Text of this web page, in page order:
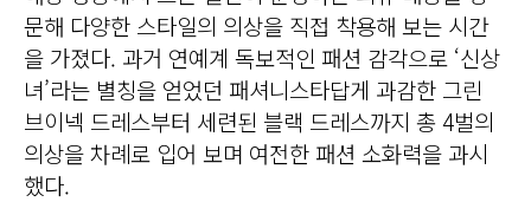
문해 다양한 스타일의 의상을 직접 착용해 보는 시간
을 가졌다. 과거 연예계 독보적인 패션 감각으로 ‘신상
녀’라는 별칭을 얻었던 패셔니스타답게 과감한 그린
브이넥 드레스부터 세련된 블랙 드레스까지 총 4벌의
의상을 차례로 입어 보며 여전한 패션 소화력을 과시
했다.